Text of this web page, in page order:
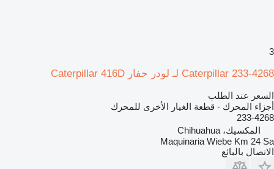
3
Caterpillar 233-4268 لـ لودر حفار Caterpillar 416D
السعر عند الطلب
أجزاء المحرك - قطعة الغيار الأخرى للمحرك
233-4268
المكسيك، Chihuahua
Maquinaria Wiebe Km 24 Sa
الاتصال بالبائع